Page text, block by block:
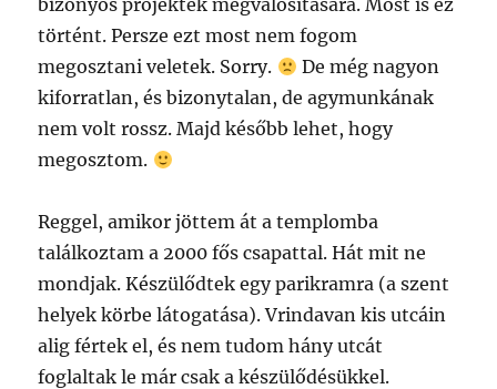
bizonyos projektek megvalósítására. Most is ez
történt. Persze ezt most nem fogom
megosztani veletek. Sorry.
De még nagyon
kiforratlan, és bizonytalan, de agymunkának
nem volt rossz. Majd később lehet, hogy
megosztom.
Reggel, amikor jöttem át a templomba
találkoztam a 2000 fős csapattal. Hát mit ne
mondjak. Készülődtek egy parikramra (a szent
helyek körbe látogatása). Vrindavan kis utcáin
alig fértek el, és nem tudom hány utcát
foglaltak le már csak a készülődésükkel.